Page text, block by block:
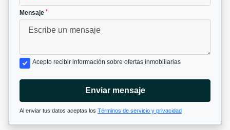
Mensaje *
Acepto recibir información sobre ofertas inmobiliarias
Enviar mensaje
Al enviar tus datos aceptas los Términos de servicio y privacidad